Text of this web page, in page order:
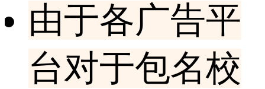
由于各广告平
台对于包名校